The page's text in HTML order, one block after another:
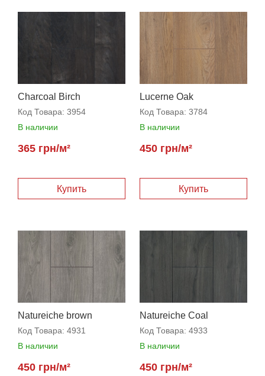
Charcoal Birch
Код Товара: 3954
В наличии
365 грн/м²
Купить
Lucerne Oak
Код Товара: 3784
В наличии
450 грн/м²
Купить
Natureiche brown
Код Товара: 4931
В наличии
450 грн/м²
Natureiche Coal
Код Товара: 4933
В наличии
450 грн/м²